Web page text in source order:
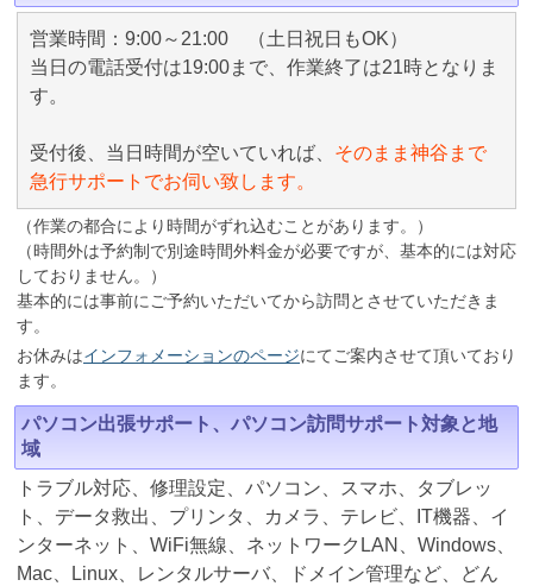
営業時間：9:00～21:00 （土日祝日もOK）
当日の電話受付は19:00まで、作業終了は21時となりま
す。
受付後、当日時間が空いていれば、 そのまま神谷まで
急行サポートでお伺い致します。
（作業の都合により時間がずれ込むことがあります。）
（時間外は予約制で別途時間外料金が必要ですが、基本的には対応
しておりません。）
基本的には事前にご予約いただいてから訪問とさせていただきま
す。
お休みはインフォメーションのページにてご案内させて頂いており
ます。
パソコン出張サポート、パソコン訪問サポート対象と地
域
トラブル対応、修理設定、パソコン、スマホ、タブレッ
ト、データ救出、プリンタ、カメラ、テレビ、IT機器、イ
ンターネット、WiFi無線、ネットワークLAN、Windows、
Mac、Linux、レンタルサーバ、ドメイン管理など、どん